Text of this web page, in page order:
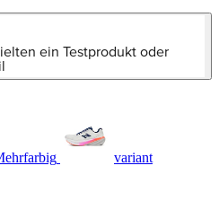
ein Testprodukt oder
variant